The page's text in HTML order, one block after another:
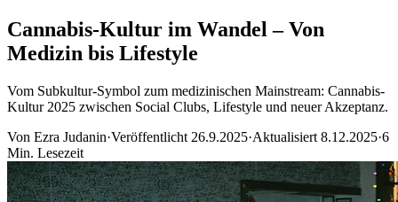
Cannabis-Kultur im Wandel – Von
Medizin bis Lifestyle
Vom Subkultur-Symbol zum medizinischen Mainstream: Cannabis-
Kultur 2025 zwischen Social Clubs, Lifestyle und neuer Akzeptanz.
Von Ezra Judanin·Veröffentlicht 26.9.2025·Aktualisiert 8.12.2025·6
Min. Lesezeit